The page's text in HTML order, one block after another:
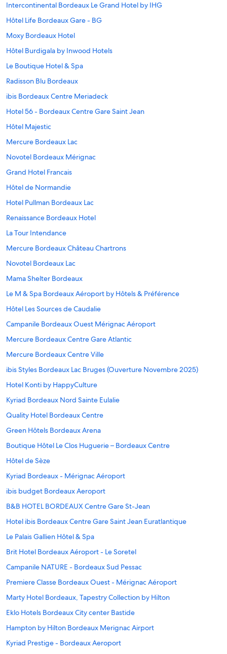
Intercontinental Bordeaux Le Grand Hotel by IHG
Hôtel Life Bordeaux Gare - BG
Moxy Bordeaux Hotel
Hôtel Burdigala by Inwood Hotels
Le Boutique Hotel & Spa
Radisson Blu Bordeaux
ibis Bordeaux Centre Meriadeck
Hotel 56 - Bordeaux Centre Gare Saint Jean
Hôtel Majestic
Mercure Bordeaux Lac
Novotel Bordeaux Mérignac
Grand Hotel Francais
Hôtel de Normandie
Hotel Pullman Bordeaux Lac
Renaissance Bordeaux Hotel
La Tour Intendance
Mercure Bordeaux Château Chartrons
Novotel Bordeaux Lac
Mama Shelter Bordeaux
Le M & Spa Bordeaux Aéroport by Hôtels & Préférence
Hôtel Les Sources de Caudalie
Campanile Bordeaux Ouest Mérignac Aéroport
Mercure Bordeaux Centre Gare Atlantic
Mercure Bordeaux Centre Ville
ibis Styles Bordeaux Lac Bruges (Ouverture Novembre 2025)
Hotel Konti by HappyCulture
Kyriad Bordeaux Nord Sainte Eulalie
Quality Hotel Bordeaux Centre
Green Hôtels Bordeaux Arena
Boutique Hôtel Le Clos Huguerie – Bordeaux Centre
Hôtel de Sèze
Kyriad Bordeaux - Mérignac Aéroport
ibis budget Bordeaux Aeroport
B&B HOTEL BORDEAUX Centre Gare St-Jean
Hotel ibis Bordeaux Centre Gare Saint Jean Euratlantique
Le Palais Gallien Hôtel & Spa
Brit Hotel Bordeaux Aéroport - Le Soretel
Campanile NATURE - Bordeaux Sud Pessac
Premiere Classe Bordeaux Ouest - Mérignac Aéroport
Marty Hotel Bordeaux, Tapestry Collection by Hilton
Eklo Hotels Bordeaux City center Bastide
Hampton by Hilton Bordeaux Merignac Airport
Kyriad Prestige - Bordeaux Aeroport